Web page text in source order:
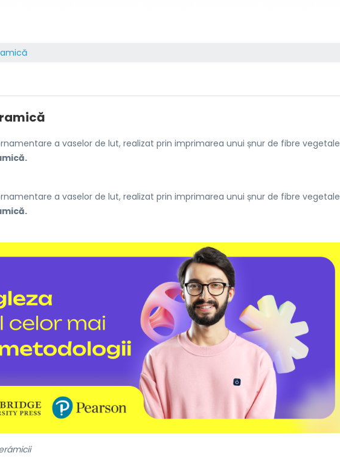
a vaselor de lut, realizat prin imprimarea unui șnur de fibre vegetale
a vaselor de lut, realizat prin imprimarea unui șnur de fibre vegetale